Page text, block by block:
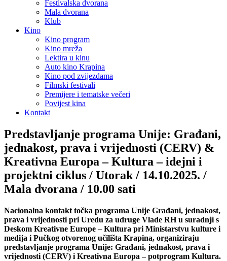
Festivalska dvorana
Mala dvorana
Klub
Kino
Kino program
Kino mreža
Lektira u kinu
Auto kino Krapina
Kino pod zvijezdama
Filmski festivali
Premijere i tematske večeri
Povijest kina
Kontakt
Predstavljanje programa Unije: Građani,
jednakost, prava i vrijednosti (CERV) &
Kreativna Europa – Kultura – idejni i
projektni ciklus / Utorak / 14.10.2025. /
Mala dvorana / 10.00 sati
Nacionalna kontakt točka programa Unije Građani, jednakost,
prava i vrijednosti pri Uredu za udruge Vlade RH u suradnji s
Deskom Kreativne Europe – Kultura pri Ministarstvu kulture i
medija i Pučkog otvorenog učilišta Krapina, organiziraju
predstavljanje programa Unije: Građani, jednakost, prava i
vrijednosti (CERV) i Kreativna Europa – potprogram Kultura.